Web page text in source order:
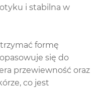
i stabilna w
formę
się do
przewiewność oraz
co jest